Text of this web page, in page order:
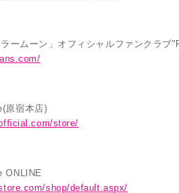
ラームーン」オフィシャルファンクラ
原宿本店)
store/
ONLINE
shop/default.aspx/